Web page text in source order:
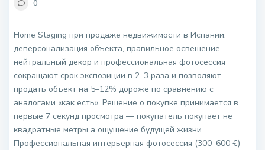
0
Home Staging при продаже недвижимости в Испании:
деперсонализация объекта, правильное освещение,
нейтральный декор и профессиональная фотосессия
сокращают срок экспозиции в 2–3 раза и позволяют
продать объект на 5–12% дороже по сравнению с
аналогами «как есть». Решение о покупке принимается в
первые 7 секунд просмотра — покупатель покупает не
квадратные метры а ощущение будущей жизни.
Профессиональная интерьерная фотосессия (300–600 €)